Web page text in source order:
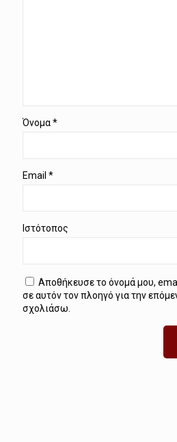
Όνομα*
Email *
Ιστότοπος
Αποθήκευσε το όνομά μου,
σε αυτόν τον πλοηγό για την
σχολιάσω.